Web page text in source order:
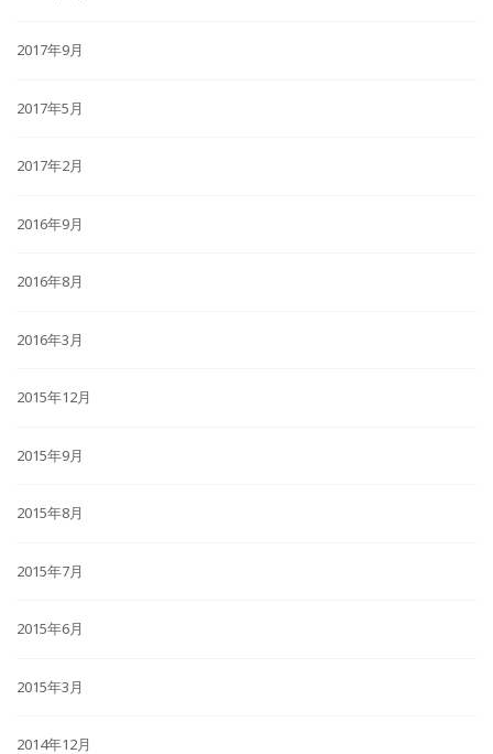
2017年9月
2017年5月
2017年2月
2016年9月
2016年8月
2016年3月
2015年12月
2015年9月
2015年8月
2015年7月
2015年6月
2015年3月
2014年12月